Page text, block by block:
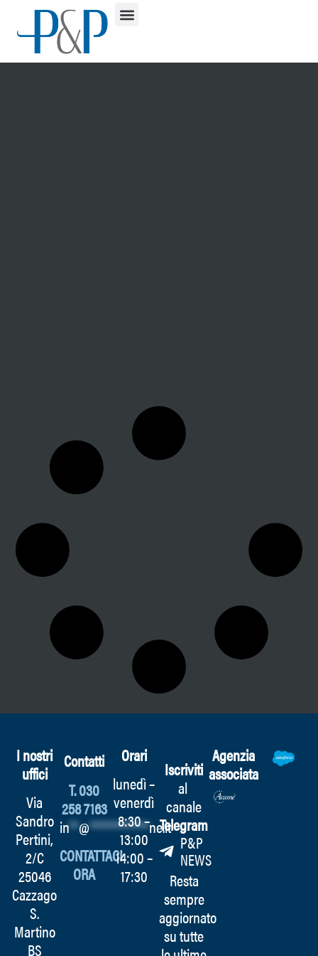
I nostri
uffici
Via
Sandro
Pertini,
2/C
25046
Cazzago
S.
Martino
BS
Contatti
T. 030
258 7163
in**@************ne.it
CONTATTACI
ORA
Orari
lunedì –
venerdì
8:30 –
13:00
14:00 –
17:30
Iscriviti
al
canale
Telegram
P&P
NEWS
Resta
sempre
aggiornato
su tutte
Agenzia
associata